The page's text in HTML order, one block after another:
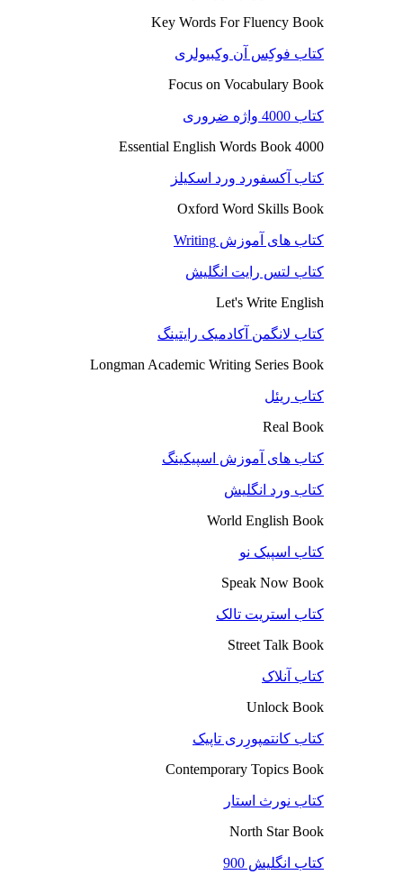
Key Words For Fluency Book
کتاب فوکِس آن وکبیولری
Focus on Vocabulary Book
کتاب 4000 واژه ضروری
4000 Essential English Words Book
کتاب آکسفورد ورد اسکیلز
Oxford Word Skills Book
کتاب های آموزش Writing
کتاب لتس رایت انگلیش
Let's Write English
کتاب لانگمن آکادمیک رایتینگ
Longman Academic Writing Series Book
کتاب ریئل
Real Book
کتاب های آموزش اسپیکینگ
کتاب ورد انگلیش
World English Book
کتاب اسپیک نو
Speak Now Book
کتاب استریت تالک
Street Talk Book
کتاب آنلاک
Unlock Book
کتاب کانتمپورِری تاپیک
Contemporary Topics Book
کتاب نورث استار
North Star Book
کتاب انگلیش 900